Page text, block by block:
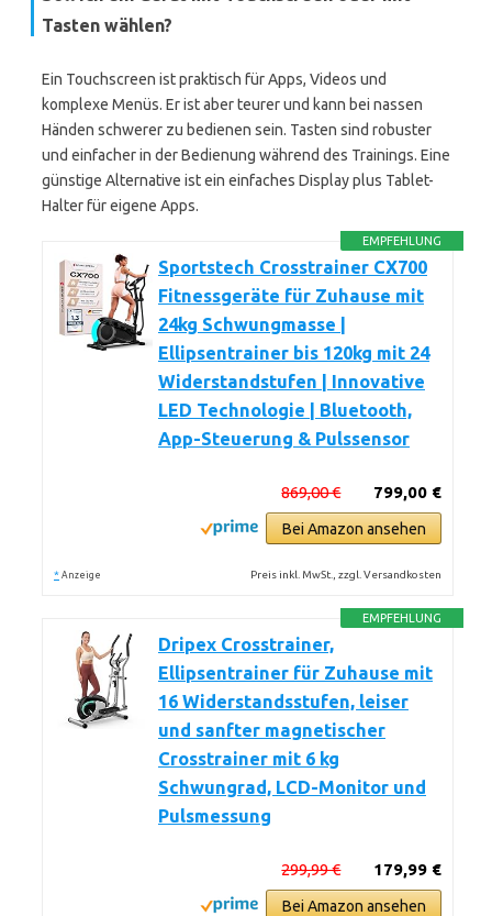
Tasten wählen?
Ein Touchscreen ist praktisch für Apps, Videos und
komplexe Menüs. Er ist aber teurer und kann bei nassen
Händen schwerer zu bedienen sein. Tasten sind robuster
und einfacher in der Bedienung während des Trainings. Eine
günstige Alternative ist ein einfaches Display plus Tablet-
Halter für eigene Apps.
EMPFEHLUNG
Sportstech Crosstrainer CX700
Fitnessgeräte für Zuhause mit
24kg Schwungmasse |
Ellipsentrainer bis 120kg mit 24
Widerstandstufen | Innovative
LED Technologie | Bluetooth,
App-Steuerung & Pulssensor
799,00 €
869,00 €
Bei Amazon ansehen
* Anzeige Preis inkl. MwSt., zzgl. Versandkosten
EMPFEHLUNG
Dripex Crosstrainer,
Ellipsentrainer für Zuhause mit
16 Widerstandsstufen, leiser
und sanfter magnetischer
Crosstrainer mit 6 kg
Schwungrad, LCD-Monitor und
Pulsmessung
179,99 €
299,99 €
Bei Amazon ansehen